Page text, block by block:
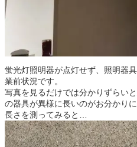
蛍光灯照明器が点灯せず、照明器
業前状況です。
写真を見るだけでは分かりずらい
の器具が異様に長いのがお分かり
長さを測ってみると…